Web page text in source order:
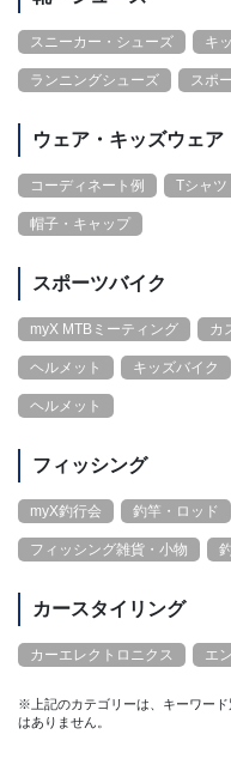
スニーカー・シューズ キ
ランニングシューズ スポ
ウェア・キッズウェア
コーディネート例 Tシャツ
帽子・キャップ
スポーツバイク
myX MTBミーティング カ
ヘルメット キッズバイク
ヘルメット
フィッシング
myX釣行会 釣竿・ロッド
フィッシング雑貨・小物
カースタイリング
カーエレクトロニクス エ
※上記のカテゴリーは、キーワー
はありません。